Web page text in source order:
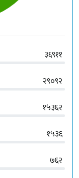
३६९११
२९०९२
१५३६२
१५३६
७६२